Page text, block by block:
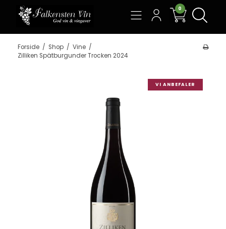
0
Forside / Shop / Vine /
Zilliken Spätburgunder Trocken 2024
VI ANBEFALER